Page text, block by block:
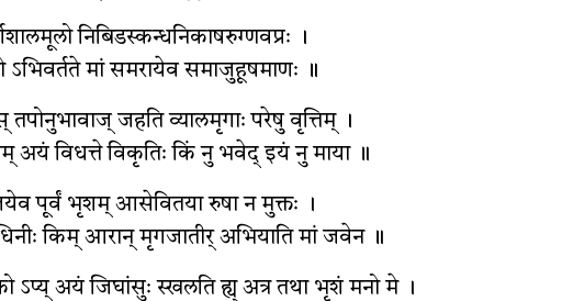
निबिडस्कन्धनिकाषरुग्णवप्रः ।
मां समरायेव समाजुहूषमाणः ॥
जहति व्यालमृगाः परेषु वृत्तिम् ।
अयं विधत्ते विकृतिः किं नु भवेद् इयं नु माया ॥
पूर्वं भृशम् आसेवितया रुषा न मुक्तः ।
किम् आरान् मृगजातीर् अभियाति मां जवेन ॥
ऽप्य् अयं जिघांसुः स्खलति ह्य् अत्र तथा भृशं मनो मे ।